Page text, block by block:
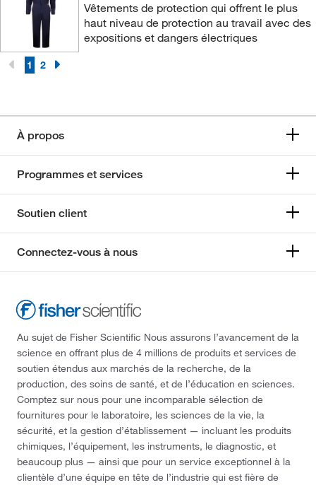
Vêtements de protection qui offrent le plus
haut niveau de protection au travail avec des
expositions et dangers électriques
1 2
À propos
Programmes et services
Soutien client
Connectez-vous à nous
Au sujet de Fisher Scientific Nous assurons l’avancement de la
science en offrant plus de 4 millions de produits et services de
soutien étendus aux marchés de la recherche, de la
production, des soins de santé, et de l’éducation en sciences.
Comptez sur nous pour une incomparable sélection de
fournitures pour le laboratoire, les sciences de la vie, la
sécurité, et la gestion d’établissement — incluant les produits
chimiques, l’équipement, les instruments, le diagnostic, et
beaucoup plus — ainsi que pour un service exceptionnel à la
clientèle d’une équipe en tête de l’industrie qui est fière de